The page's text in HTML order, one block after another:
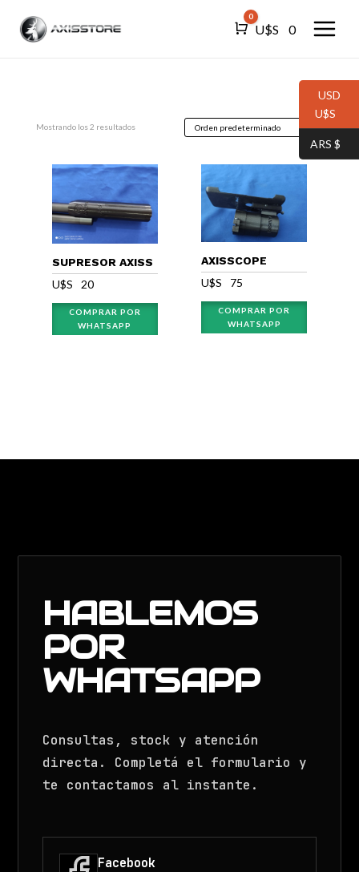
Carro
0
U$S⠀ 0
Mostrando los 2 resultados
SUPRESOR AXISS
U$S⠀ 20
COMPRAR POR
WHATSAPP
AXISSCOPE
U$S⠀ 75
COMPRAR POR
WHATSAPP
HABLEMOS
POR
WHATSAPP
Consultas, stock y atención
directa. Completá el formulario y
te contactamos al instante.
Facebook
USD
U$S⠀
ARS $⠀